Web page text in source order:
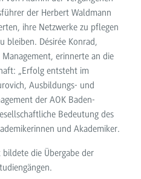
der Herbert Waldmann
ihre Netzwerke zu pflegen
bleiben. Désirée Konrad,
erinnerte an die
„Erfolg entsteht im
Ausbildungs- und
der AOK Baden-
Bedeutung des
und Akademiker.
die Übergabe der